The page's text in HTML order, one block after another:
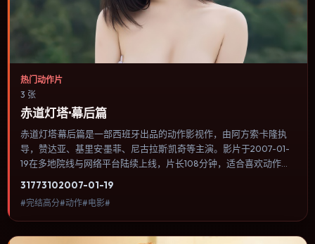
热门动作片
3 张
赤道灯塔·幕后篇
赤道灯塔·幕后篇是一部西班牙出品的动作影视作，由阿方索·卡隆执
导，赞达亚、基里安·墨菲、尼古拉斯·凯奇等主演。影片于2007-01-
19在多地院线与网络平台陆续上线，片长108分钟，适合喜欢动作类
推进，节奏与视听语言统一，可作为休闲观影或类型片补片的选择。
31773102007-01-19
#完结高分#动作#电影#